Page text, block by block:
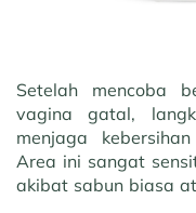
Setelah mencoba
vagina gatal,
menjaga
Area ini sangat
akibat sabun biasa